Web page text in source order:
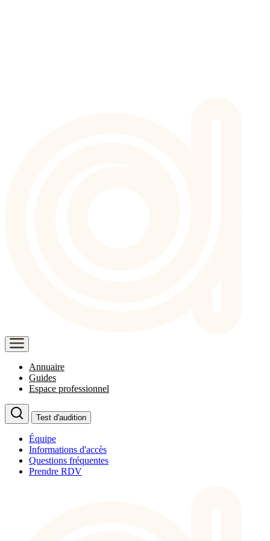
Annuaire
Guides
Espace professionnel
Test d'audition
Équipe
Informations d'accès
Questions fréquentes
Prendre RDV